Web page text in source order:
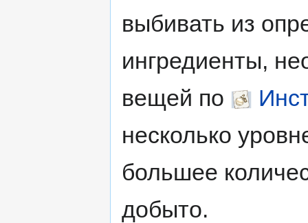
выбивать из
ингредиенты,
вещей по
несколько
большее
добыто.